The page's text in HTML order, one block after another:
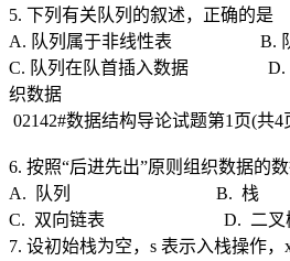
5. 下列有关队列的叙述，正确的是
A. 队列属于非线性表 B. 队
C. 队列在队首插入数据 D. 队
织数据
02142#数据结构导论试题第1页(共4
6. 按照“后进先出”原则组织数据的
A. 队列 B. 栈
C. 双向链表 D. 二叉
7. 设初始栈为空，s 表示入栈操作